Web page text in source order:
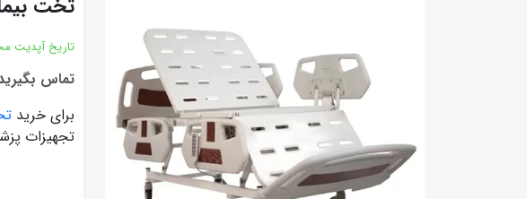
تخت
تاریخ آپدیت
تماس
برای خرید
تجهیزات